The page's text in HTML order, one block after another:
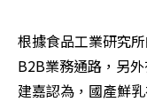
根據食品工業研究
B2B業務通路，另
建嘉認為，國產鮮